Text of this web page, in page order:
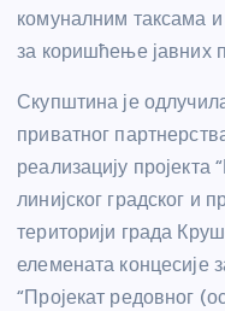
комуналним таксама
за коришћење јавних
Скупштина је
приватног
реализацију
линијског градског и
територији града
елемената концесије
“Пројекат редовног